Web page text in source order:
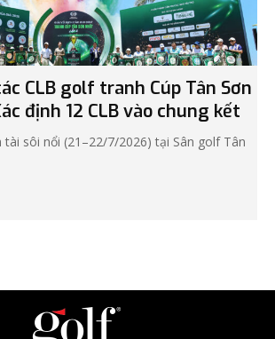
CLB golf tranh Cúp Tân Sơn
định 12 CLB vào chung kết
tài sôi nổi (21–22/7/2026) tại Sân golf Tân